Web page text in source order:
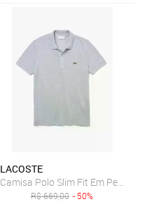
LACOSTE
Camisa Polo Slim Fit Em Petit
R$669,00 - 50%